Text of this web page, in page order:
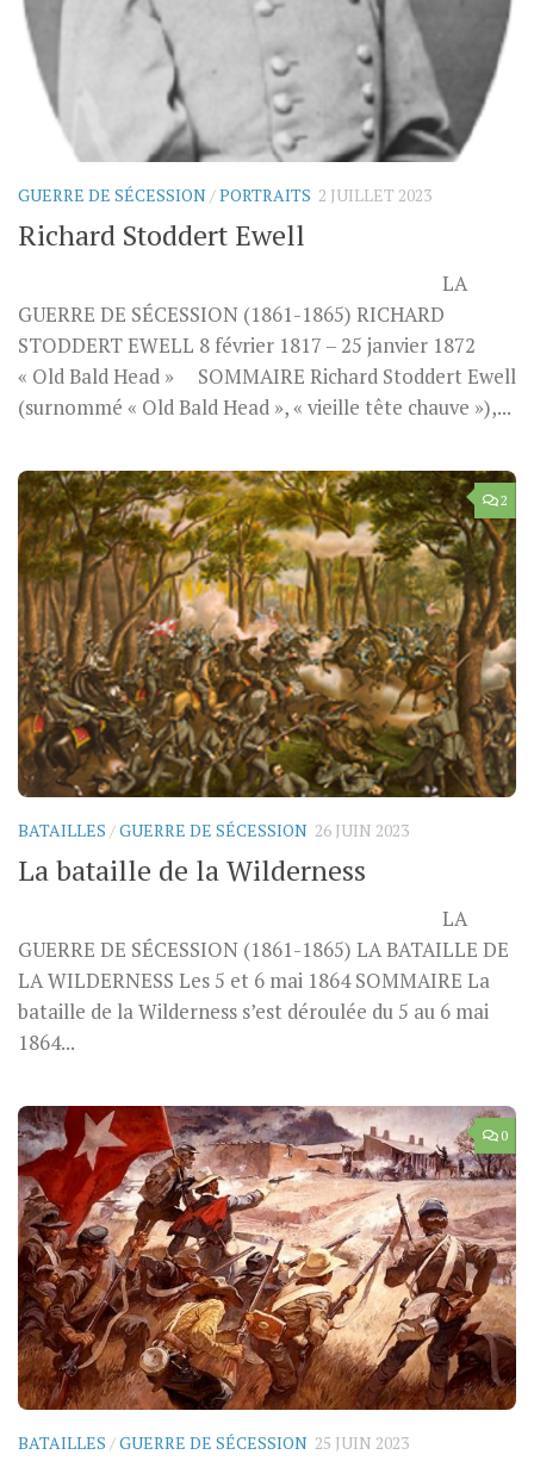
GUERRE DE SÉCESSION /PORTRAITS 2 JUILLET 2023
Richard Stoddert Ewell
LA
GUERRE DE SÉCESSION (1861-1865) RICHARD
STODDERT EWELL 8 février 1817 – 25 janvier 1872
« Old Bald Head » SOMMAIRE Richard Stoddert Ewell
(surnommé « Old Bald Head », « vieille tête chauve »),...
2
BATAILLES /GUERRE DE SÉCESSION 26 JUIN 2023
La bataille de la Wilderness
LA
GUERRE DE SÉCESSION (1861-1865) LA BATAILLE DE
LA WILDERNESS Les 5 et 6 mai 1864 SOMMAIRE La
bataille de la Wilderness s’est déroulée du 5 au 6 mai
1864...
0
BATAILLES /GUERRE DE SÉCESSION 25 JUIN 2023